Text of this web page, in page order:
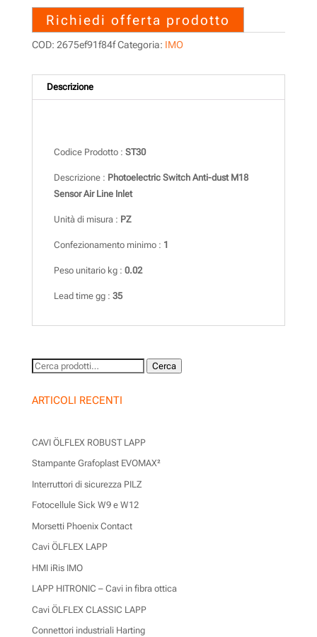
Richiedi offerta prodotto
COD: 2675ef91f84f Categoria: IMO
Descrizione
Codice Prodotto : ST30
Descrizione : Photoelectric Switch Anti-dust M18
Sensor Air Line Inlet
Unità di misura : PZ
Confezionamento minimo : 1
Peso unitario kg : 0.02
Lead time gg : 35
Cerca: Cerca
ARTICOLI RECENTI
CAVI ÖLFLEX ROBUST LAPP
Stampante Grafoplast EVOMAX²
Interruttori di sicurezza PILZ
Fotocellule Sick W9 e W12
Morsetti Phoenix Contact
Cavi ÖLFLEX LAPP
HMI iRis IMO
LAPP HITRONIC – Cavi in fibra ottica
Cavi ÖLFLEX CLASSIC LAPP
Connettori industriali Harting